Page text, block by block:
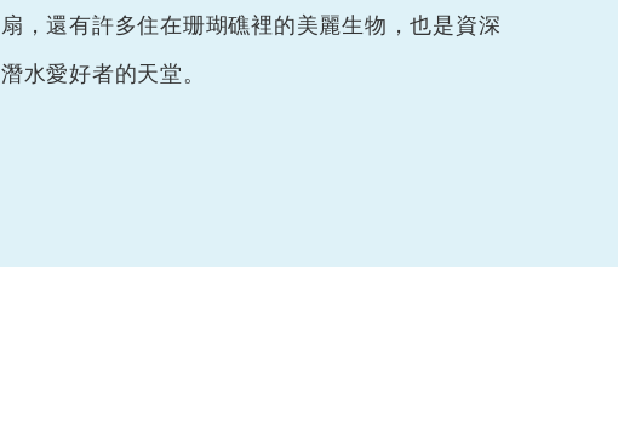
扇，還有許多住在珊瑚礁裡的美麗生物，也是資深
潛水愛好者的天堂。